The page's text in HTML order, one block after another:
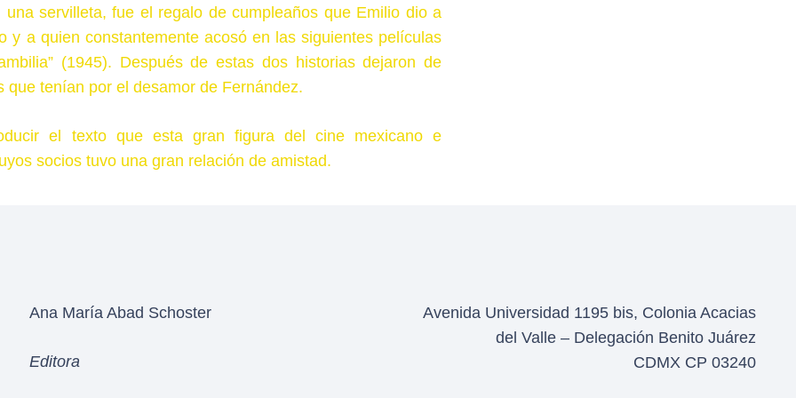
servilleta, fue el regalo de cumpleaños que Emilio dio a
y a quien constantemente acosó en las siguientes películas
(1945). Después de estas dos historias dejaron de
tenían por el desamor de Fernández.
el texto que esta gran figura del cine mexicano e
socios tuvo una gran relación de amistad.
Ana María Abad Schoster
Editora
Avenida Universidad 1195 bis, Colonia Acacias
del Valle – Delegación Benito Juárez
CDMX CP 03240